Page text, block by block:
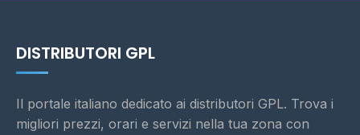
DISTRIBUTORI GPL
Il portale italiano dedicato ai distributori GPL. Trova i
migliori prezzi, orari e servizi nella tua zona con